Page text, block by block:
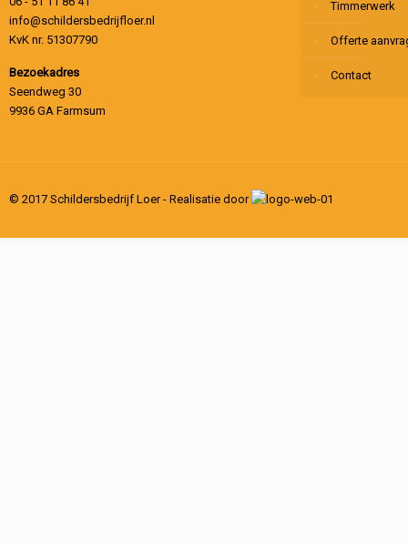
info@schildersbedrijfloer.nl
KvK nr. 51307790
Bezoekadres
Seendweg 30
9936 GA Farmsum
Timmerwerk
Offerte
Contact
© 2017 Schildersbedrijf Loer - Realisatie door